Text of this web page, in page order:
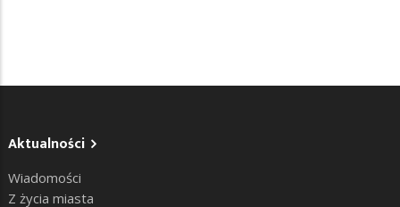
Aktualności
Wiadomości
Z życia miasta